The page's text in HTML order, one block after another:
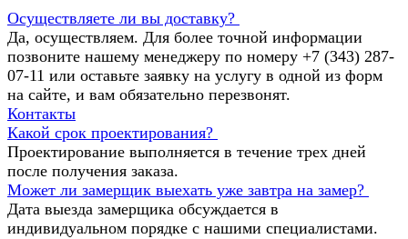
Осуществляете ли вы доставку?
Да, осуществляем. Для более точной информации
позвоните нашему менеджеру по номеру +7 (343) 287-
07-11 или оставьте заявку на услугу в одной из форм
на сайте, и вам обязательно перезвонят.
Контакты
Какой срок проектирования?
Проектирование выполняется в течение трех дней
после получения заказа.
Может ли замерщик выехать уже завтра на замер?
Дата выезда замерщика обсуждается в
индивидуальном порядке с нашими специалистами.